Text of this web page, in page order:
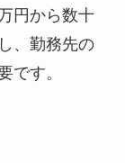
円から数十
、勤務先の
です。